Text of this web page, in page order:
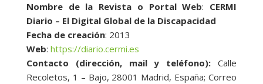
Nombre de la Revista o Portal Web: CERMI
Diario – El Digital Global de la Discapacidad
Fecha de creación: 2013
Web: https://diario.cermi.es
Contacto (dirección, mail y teléfono):Calle
Recoletos, 1 – Bajo, 28001 Madrid, España; Correo